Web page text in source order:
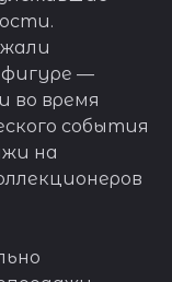
фигуре —
во время
события
на